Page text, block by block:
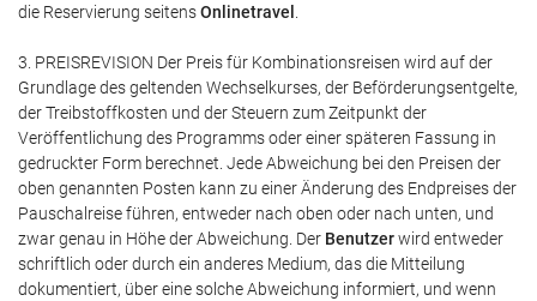
die Reservierung seitensOnlinetravel
3. PREISREVISION Der Preis für Kombinationsreisen wird auf der
Grundlage des geltenden Wechselkurses, der Beförderungsentgelte,
der Treibstoffkosten und der Steuern zum Zeitpunkt der
Veröffentlichung des Programms oder einer späteren Fassung in
gedruckter Form berechnet. Jede Abweichung bei den Preisen der
oben genannten Posten kann zu einer Änderung des Endpreises der
Pauschalreise führen, entweder nach oben oder nach unten, und
zwar genau in Höhe der Abweichung. Der Benutzerwird entweder
schriftlich oder durch ein anderes Medium, das die Mitteilung
dokumentiert, über eine solche Abweichung informiert, und wenn